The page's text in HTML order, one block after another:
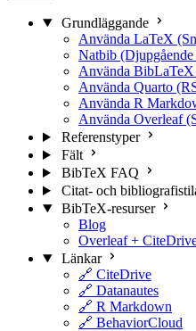
Grundläggande
Använda LaTeX
Natbib
Använda BibLaTeX
Använda Quarto
Använda R
Använda Overleaf
Referenstyper
Fält
BibTeX FAQ
Citat- och
BibTeX-resurser
Blog
Overleaf +
Länkar
🔗 CiteDrive
🔗 Datanautes
🔗 R Markdown
🔗 BehaviorCloud